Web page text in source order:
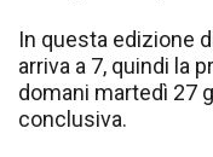
In questa edizione
arriva a 7, quindi la
domani martedì 27
conclusiva.